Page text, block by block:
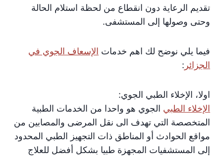
تقديم الرعاية دون انقطاع من لحظة استلام الحالة
وحتى وصولها إلى المستشفى.
فيما يلي نوضح لك اهم خدمات الإسعاف الجوي في
الجزائر :
اولا، الإخلاء الطبي الجوي:
الإخلاء الطبي الجوي هو واحدا من الخدمات الطبية
المتخصصة التي تهدف الى نقل المرضى والمصابين من
مواقع الحوادث أو المناطق ذات التجهيز الطبي المحدود
إلى المستشفيات المجهزة طبيا بشكل أفضل للعلاج